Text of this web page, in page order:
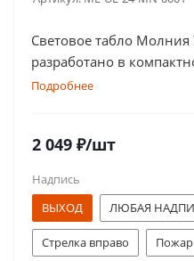
Световое табло
разработано в
современных интерьеров
Подробнее
2 049 ₽/шт
Надпись
ВЫХОД
ЛЮБАЯ
Стрелка вправо Пожар